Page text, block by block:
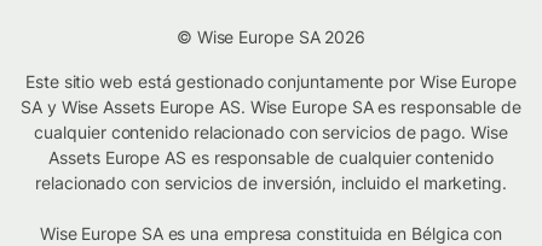
© Wise Europe SA 2026
Este sitio web está gestionado conjuntamente por Wise Europe
SA y Wise Assets Europe AS. Wise Europe SA es responsable de
cualquier contenido relacionado con servicios de pago. Wise
Assets Europe AS es responsable de cualquier contenido
relacionado con servicios de inversión, incluido el marketing.
Wise Europe SA es una empresa constituida en Bélgica con